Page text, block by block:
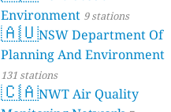
Environment 9 stations
🇦🇺NSW Department Of
Planning And Environment
131 stations
🇨🇦NWT Air Quality